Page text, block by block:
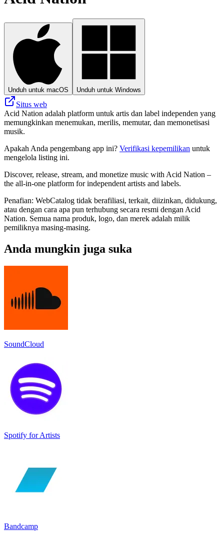
Unduh untuk macOS Unduh untuk Windows
Situs web
Acid Nation adalah platform untuk artis dan label independen yang
memungkinkan menemukan, merilis, memutar, dan memonetisasi
musik.
Apakah Anda pengembang app ini? Verifikasi kepemilikan untuk
mengelola listing ini.
Discover, release, stream, and monetize music with Acid Nation –
the all-in-one platform for independent artists and labels.
Penafian: WebCatalog tidak berafiliasi, terkait, diizinkan, didukung,
atau dengan cara apa pun terhubung secara resmi dengan Acid
Nation. Semua nama produk, logo, dan merek adalah milik
pemiliknya masing-masing.
Anda mungkin juga suka
SoundCloud
Spotify for Artists
Bandcamp